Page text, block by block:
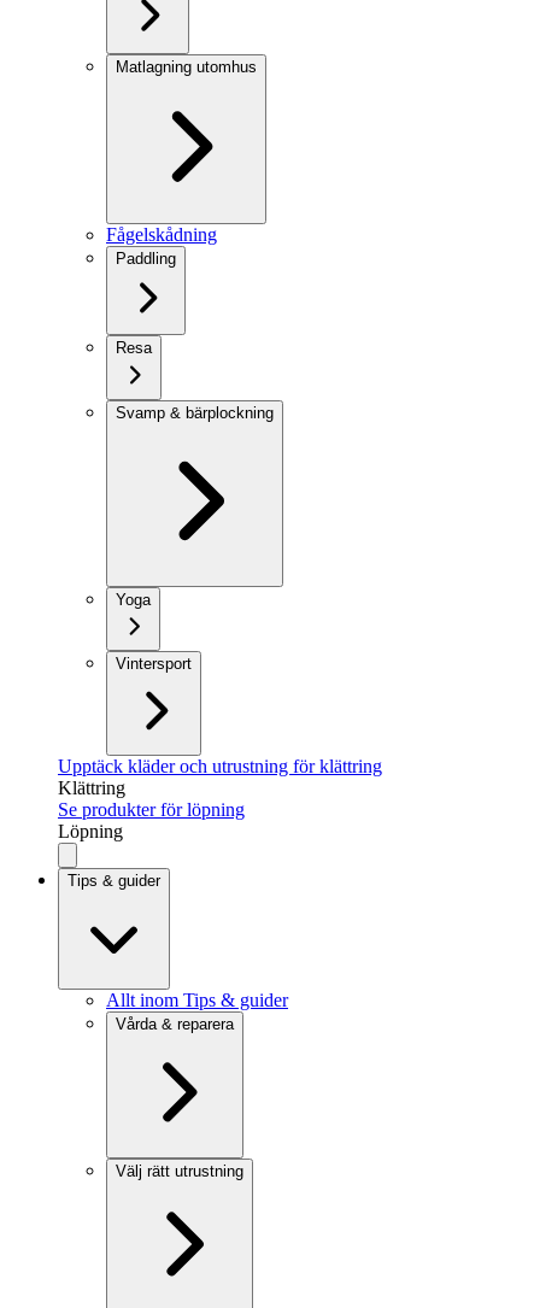
Matlagning utomhus
Fågelskådning
Paddling
Resa
Svamp & bärplockning
Yoga
Vintersport
Upptäck kläder och utrustning för klättring
Klättring
Se produkter för löpning
Löpning
Tips & guider
Allt inom Tips & guider
Vårda & reparera
Välj rätt utrustning